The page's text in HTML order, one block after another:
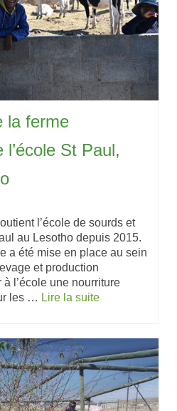
la ferme
St Paul,
l’école de sourds et
au Lesotho depuis 2015.
a été mise en place au sein
et production
l’école une nourriture
les … Lire la suite